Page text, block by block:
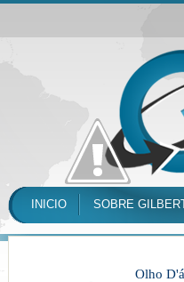
INICIO SOBRE
Olho